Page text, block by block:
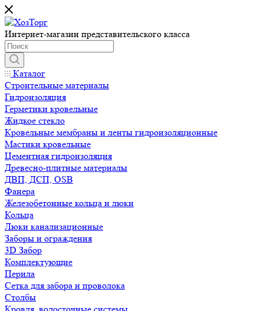
Интернет-магазин представительского класса
Каталог
Строительные материалы
Гидроизоляция
Герметики кровельные
Жидкое стекло
Кровельные мембраны и ленты гидроизоляционные
Мастики кровельные
Цементная гидроизоляция
Древесно-плитные материалы
ДВП, ДСП, OSB
Фанера
Железобетонные кольца и люки
Кольца
Люки канализационные
Заборы и ограждения
3D Забор
Комплектующие
Перила
Сетка для забора и проволока
Столбы